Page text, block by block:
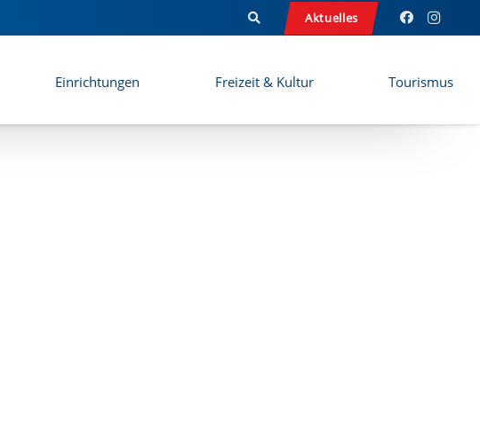
Aktuelles
Einrichtungen Freizeit & Kultur Tourismus